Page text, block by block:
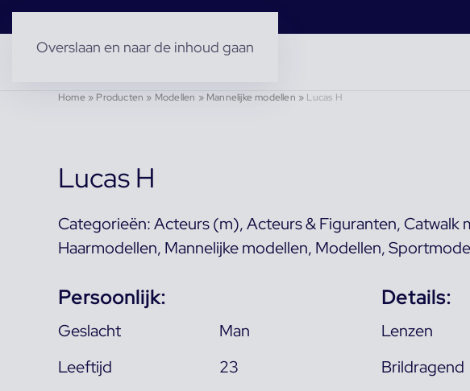
Overslaan en naar de inhoud gaan
Home» Producten » Modellen » Mannelijke modellen » Lucas H
Lucas H
Categorieën:Acteurs (m),Acteurs & Figuranten, Catwalk
Haarmodellen, Mannelijke modellen, Modellen,
Persoonlijk:
Geslacht
Man
Leeftijd
23
Details:
Lenzen
Brildragend